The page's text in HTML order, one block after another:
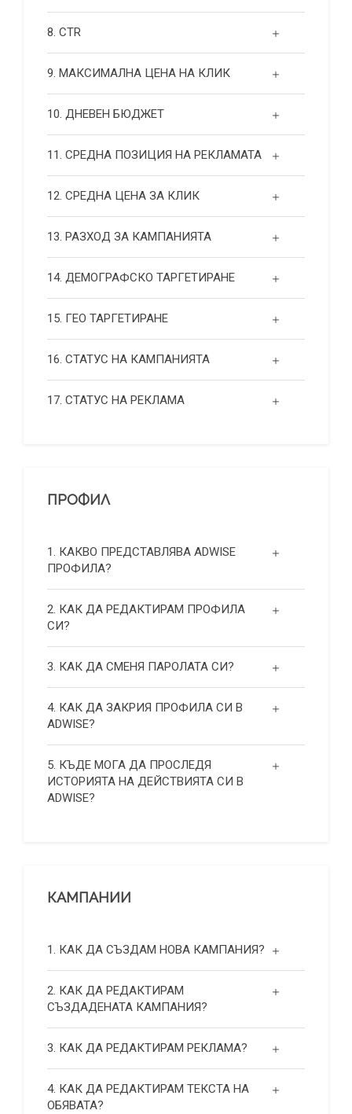
8. CTR
9. МАКСИМАЛНА ЦЕНА НА КЛИК
10. ДНЕВЕН БЮДЖЕТ
11. СРЕДНА ПОЗИЦИЯ НА РЕКЛАМАТА
12. СРЕДНА ЦЕНА ЗА КЛИК
13. РАЗХОД ЗА КАМПАНИЯТА
14. ДЕМОГРАФСКО ТАРГЕТИРАНЕ
15. ГЕО ТАРГЕТИРАНЕ
16. СТАТУС НА КАМПАНИЯТА
17. СТАТУС НА РЕКЛАМА
ПРОФИЛ
1. КАКВО ПРЕДСТАВЛЯВА ADWISE
ПРОФИЛА?
2. КАК ДА РЕДАКТИРАМ ПРОФИЛА
СИ?
3. КАК ДА СМЕНЯ ПАРОЛАТА СИ?
4. КАК ДА ЗАКРИЯ ПРОФИЛА СИ В
ADWISE?
5. КЪДЕ МОГА ДА ПРОСЛЕДЯ
ИСТОРИЯТА НА ДЕЙСТВИЯТА СИ В
ADWISE?
КАМПАНИИ
1. КАК ДА СЪЗДАМ НОВА КАМПАНИЯ?
2. КАК ДА РЕДАКТИРАМ
СЪЗДАДЕНАТА КАМПАНИЯ?
3. КАК ДА РЕДАКТИРАМ РЕКЛАМА?
4. КАК ДА РЕДАКТИРАМ ТЕКСТА НА
ОБЯВАТА?